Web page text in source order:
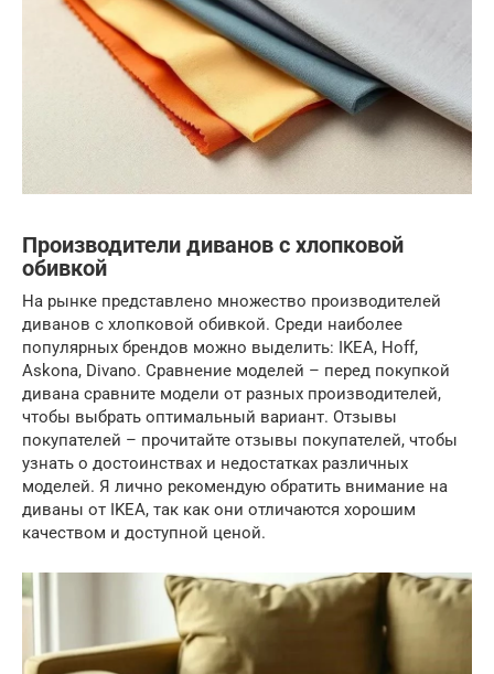
Производители диванов с хлопковой
обивкой
На рынке представлено множество производителей
диванов с хлопковой обивкой. Среди наиболее
популярных брендов можно выделить: IKEA, Hoff,
Askona, Divano. Сравнение моделей – перед покупкой
дивана сравните модели от разных производителей,
чтобы выбрать оптимальный вариант. Отзывы
покупателей – прочитайте отзывы покупателей, чтобы
узнать о достоинствах и недостатках различных
моделей. Я лично рекомендую обратить внимание на
диваны от IKEA, так как они отличаются хорошим
качеством и доступной ценой.